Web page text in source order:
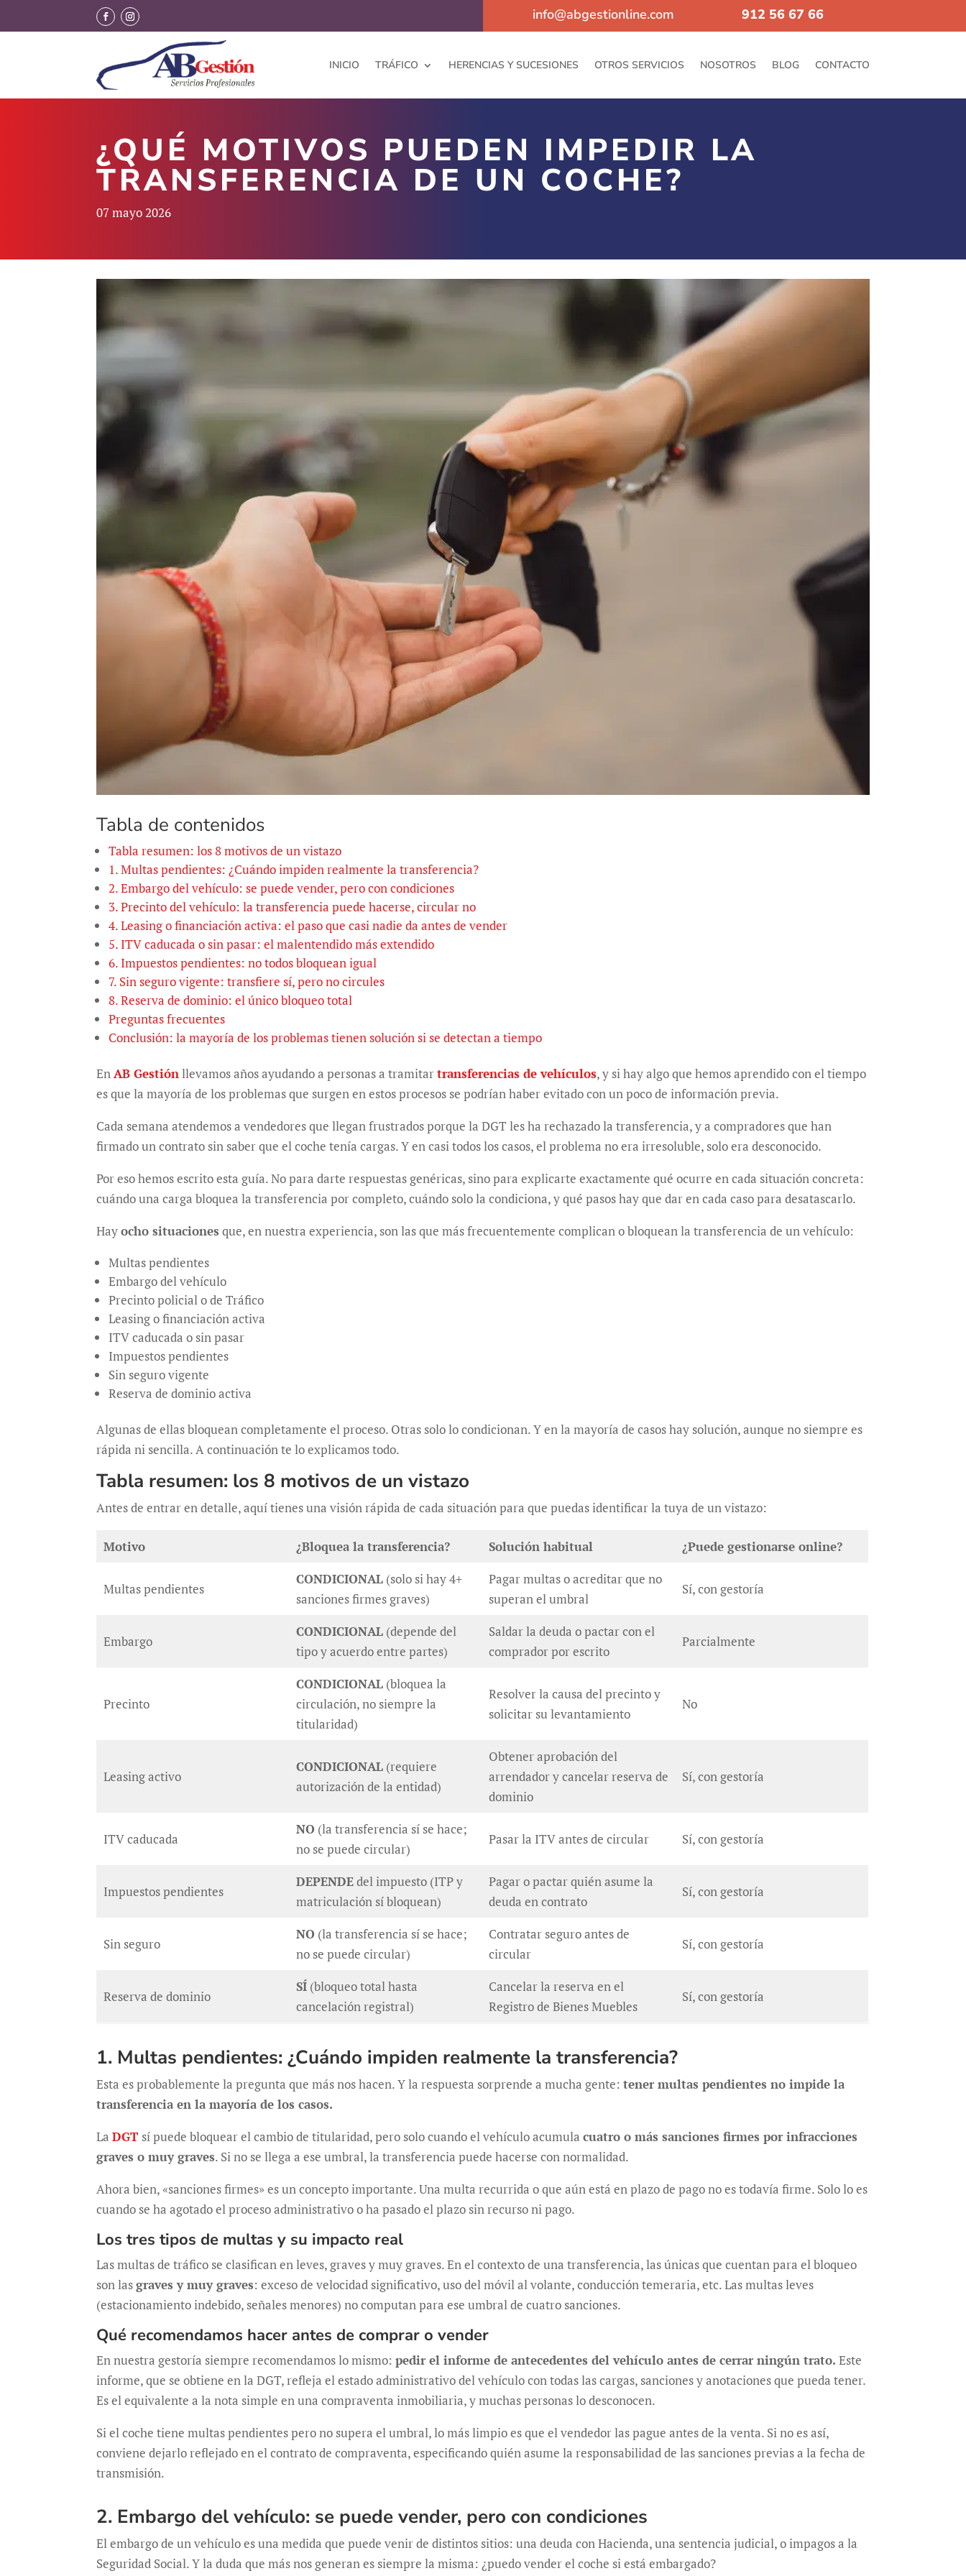
info@abgestionline.com 912 56 67 66
INICIO TRÁFICO HERENCIAS Y SUCESIONES OTROS SERVICIOS NOSOTROS BLOG CONTACTO
¿QUÉ MOTIVOS PUEDEN IMPEDIR LA
TRANSFERENCIA DE UN COCHE?
07 mayo 2026
Tabla de contenidos
Tabla resumen: los 8 motivos de un vistazo
1. Multas pendientes: ¿Cuándo impiden realmente la transferencia?
2. Embargo del vehículo: se puede vender, pero con condiciones
3. Precinto del vehículo: la transferencia puede hacerse, circular no
4. Leasing o financiación activa: el paso que casi nadie da antes de vender
5. ITV caducada o sin pasar: el malentendido más extendido
6. Impuestos pendientes: no todos bloquean igual
7. Sin seguro vigente: transfiere sí, pero no circules
8. Reserva de dominio: el único bloqueo total
Preguntas frecuentes
Conclusión: la mayoría de los problemas tienen solución si se detectan a tiempo
EnAB Gestiónllevamos años ayudando a personas a tramitartransferencias de vehículos, y si hay algo que hemos aprendido con el tiempo
es que la mayoría de los problemas que surgen en estos procesos se podrían haber evitado con un poco de información previa.
Cada semana atendemos a vendedores que llegan frustrados porque la DGT les ha rechazado la transferencia, y a compradores que han
firmado un contrato sin saber que el coche tenía cargas. Y en casi todos los casos, el problema no era irresoluble, solo era desconocido.
Por eso hemos escrito esta guía. No para darte respuestas genéricas, sino para explicarte exactamente qué ocurre en cada situación concreta:
cuándo una carga bloquea la transferencia por completo, cuándo solo la condiciona, y qué pasos hay que dar en cada caso para desatascarlo.
Hayocho situaciones que, en nuestra experiencia, son las que más frecuentemente complican o bloquean la transferencia de un vehículo:
Multas pendientes
Embargo del vehículo
Precinto policial o de Tráfico
Leasing o financiación activa
ITV caducada o sin pasar
Impuestos pendientes
Sin seguro vigente
Reserva de dominio activa
Algunas de ellas bloquean completamente el proceso. Otras solo lo condicionan. Y en la mayoría de casos hay solución, aunque no siempre es
rápida ni sencilla. A continuación te lo explicamos todo.
Tabla resumen: los 8 motivos de un vistazo
Antes de entrar en detalle, aquí tienes una visión rápida de cada situación para que puedas identificar la tuya de un vistazo:
Motivo ¿Bloquea la transferencia? Solución habitual ¿Puede gestionarse online?
Multas pendientes
CONDICIONAL(solo si hay 4+
sanciones firmes graves)
Pagar multas o acreditar que no
superan el umbral
Sí, con gestoría
Embargo
CONDICIONAL(depende del
tipo y acuerdo entre partes)
Saldar la deuda o pactar con el
comprador por escrito
Parcialmente
Precinto
CONDICIONAL(bloquea la
circulación, no siempre la
titularidad)
Resolver la causa del precinto y
solicitar su levantamiento
No
Leasing activo
CONDICIONAL(requiere
autorización de la entidad)
Obtener aprobación del
arrendador y cancelar reserva de
dominio
Sí, con gestoría
ITV caducada
NO (la transferencia sí se hace;
no se puede circular)
Pasar la ITV antes de circular Sí, con gestoría
Impuestos pendientes
DEPENDEdel impuesto (ITP y
matriculación sí bloquean)
Pagar o pactar quién asume la
deuda en contrato
Sí, con gestoría
Sin seguro
NO (la transferencia sí se hace;
no se puede circular)
Contratar seguro antes de
circular
Sí, con gestoría
Reserva de dominio
SÍ(bloqueo total hasta
cancelación registral)
Cancelar la reserva en el
Registro de Bienes Muebles
Sí, con gestoría
1. Multas pendientes: ¿Cuándo impiden realmente la transferencia?
Esta es probablemente la pregunta que más nos hacen. Y la respuesta sorprende a mucha gente:tener multas pendientes no impide la
transferencia en la mayoría de los casos.
LaDGT sí puede bloquear el cambio de titularidad, pero solo cuando el vehículo acumulacuatro o más sanciones firmes por infracciones
graves o muy graves. Si no se llega a ese umbral, la transferencia puede hacerse con normalidad.
Ahora bien, «sanciones firmes» es un concepto importante. Una multa recurrida o que aún está en plazo de pago no es todavía firme. Solo lo es
cuando se ha agotado el proceso administrativo o ha pasado el plazo sin recurso ni pago.
Los tres tipos de multas y su impacto real
Las multas de tráfico se clasifican en leves, graves y muy graves. En el contexto de una transferencia, las únicas que cuentan para el bloqueo
son lasgraves y muy graves: exceso de velocidad significativo, uso del móvil al volante, conducción temeraria, etc. Las multas leves
(estacionamiento indebido, señales menores) no computan para ese umbral de cuatro sanciones.
Qué recomendamos hacer antes de comprar o vender
En nuestra gestoría siempre recomendamos lo mismo:pedir el informe de antecedentes del vehículo antes de cerrar ningún trato. Este
informe, que se obtiene en la DGT, refleja el estado administrativo del vehículo con todas las cargas, sanciones y anotaciones que pueda tener.
Es el equivalente a la nota simple en una compraventa inmobiliaria, y muchas personas lo desconocen.
Si el coche tiene multas pendientes pero no supera el umbral, lo más limpio es que el vendedor las pague antes de la venta. Si no es así,
conviene dejarlo reflejado en el contrato de compraventa, especificando quién asume la responsabilidad de las sanciones previas a la fecha de
transmisión.
2. Embargo del vehículo: se puede vender, pero con condiciones
El embargo de un vehículo es una medida que puede venir de distintos sitios: una deuda con Hacienda, una sentencia judicial, o impagos a la
Seguridad Social. Y la duda que más nos generan es siempre la misma: ¿puedo vender el coche si está embargado?